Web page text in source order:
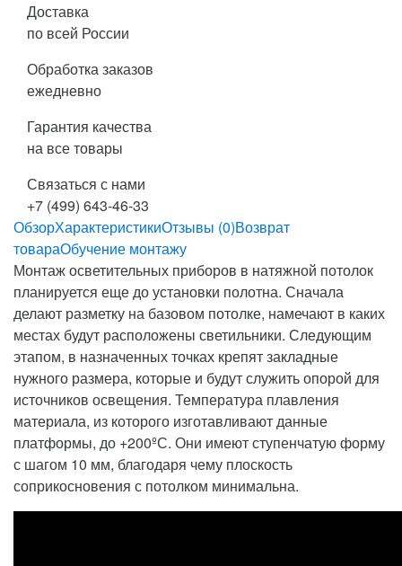
Доставка
по всей России
Обработка заказов
ежедневно
Гарантия качества
на все товары
Связаться с нами
+7 (499) 643-46-33
ОбзорХарактеристикиОтзывы (0)Возврат
товараОбучение монтажу
Монтаж осветительных приборов в натяжной потолок
планируется еще до установки полотна. Сначала
делают разметку на базовом потолке, намечают в каких
местах будут расположены светильники. Следующим
этапом, в назначенных точках крепят закладные
нужного размера, которые и будут служить опорой для
источников освещения. Температура плавления
материала, из которого изготавливают данные
платформы, до +200ºС. Они имеют ступенчатую форму
с шагом 10 мм, благодаря чему плоскость
соприкосновения с потолком минимальна.